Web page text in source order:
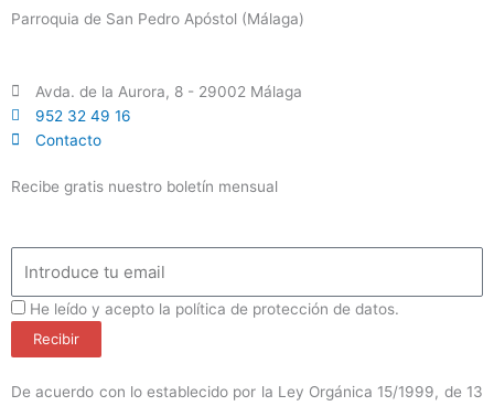
Parroquia de San Pedro Apóstol (Málaga)
Avda. de la Aurora, 8 - 29002 Málaga
952 32 49 16
Contacto
Recibe gratis nuestro boletín mensual
ProteccionDatos
He leído y acepto la política de protección de datos.
Recibir
De acuerdo con lo establecido por la Ley Orgánica 15/1999, de 13